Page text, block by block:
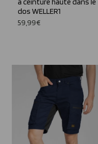
dos WELLER1
59,99€